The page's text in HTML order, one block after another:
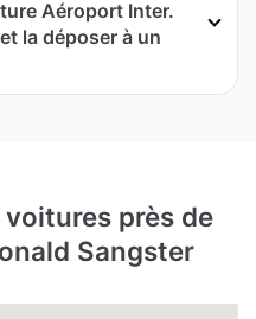
Aéroport Inter.
la déposer à un
près de
Sangster